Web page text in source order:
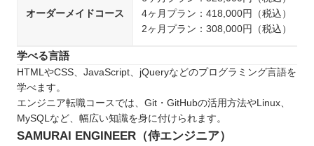
オーダーメイドコース
4ヶ月プラン：418,000円（税込）
2ヶ月プラン：308,000円（税込）
学べる言語
HTMLやCSS、JavaScript、jQueryなどのプログラミング言語を
学べます。
エンジニア転職コースでは、Git・GitHubの活用方法やLinux、
MySQLなど、幅広い知識を身に付けられます。
SAMURAI ENGINEER（侍エンジニア）